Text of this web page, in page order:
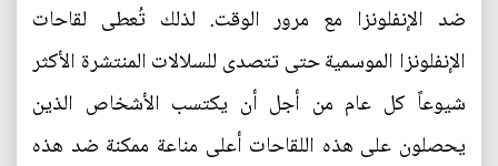
ضد الإنفلونزا مع مرور الوقت. لذلك تُعطى لقاحات
الإنفلونزا الموسمية حتى تتصدى للسلالات المنتشرة الأكثر
شيوعاً كل عام من أجل أن يكتسب الأشخاص الذين
يحصلون على هذه اللقاحات أعلى مناعة ممكنة ضد هذه